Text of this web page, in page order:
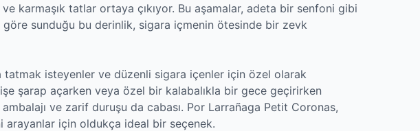
karmaşık tatlar ortaya çıkıyor. Bu aşamalar, adeta bir senfoni gibi
göre sunduğu bu derinlik, sigara içmenin ötesinde bir zevk
tatmak isteyenler ve düzenli sigara içenler için özel olarak
şarap açarken veya özel bir kalabalıkla bir gece geçirirken
ambalajı ve zarif duruşu da cabası. Por Larrañaga Petit Coronas,
arayanlar için oldukça ideal bir seçenek.